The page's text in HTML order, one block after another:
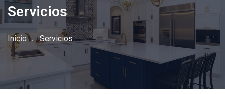
Servicios
Inicio Servicios